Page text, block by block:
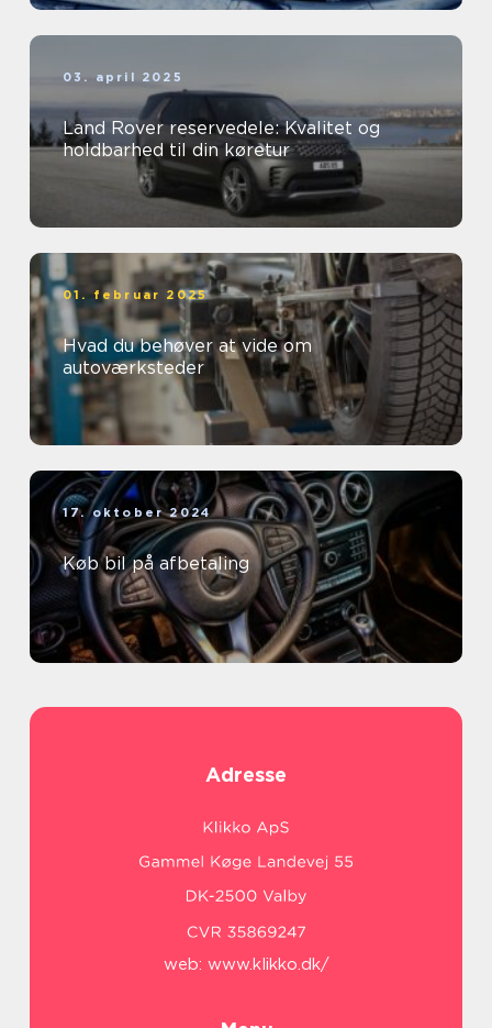
03. april 2025
Land Rover reservedele: Kvalitet og
holdbarhed til din køretur
01. februar 2025
Hvad du behøver at vide om
autoværksteder
17. oktober 2024
Køb bil på afbetaling
Adresse
web: www.klikko.dk/